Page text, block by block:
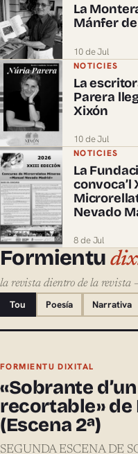
La
Mánfer
10 de Jul
NOTICIES
La
Parera
Xixón
10 de Jul
NOTICIES
La
convoca’l
Nevado
8 de Jul
Formientu
la revista dientro de la revista
Tou Poesía Narrativa
FORMIENTU DIXITAL
«Sobrante
recortable» de
(Escena 2ª)
SEGUNDA ESCENA DE